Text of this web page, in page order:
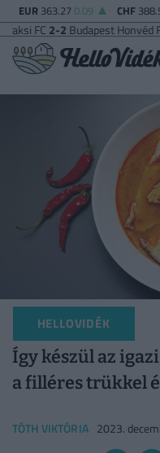
EUR 363.27 0.09 CHF
2-2Budapest Honvéd FC|
HELLOVIDÉK
Így készül az
a filléres trükkel
TÓTH VIKTÓRIA 2023.